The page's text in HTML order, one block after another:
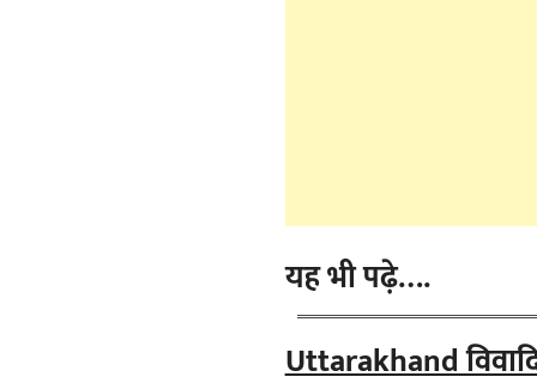
यह भी पढ़े….
Uttarakhand